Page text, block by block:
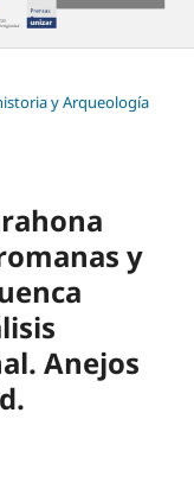
y Arqueología
y
Anejos